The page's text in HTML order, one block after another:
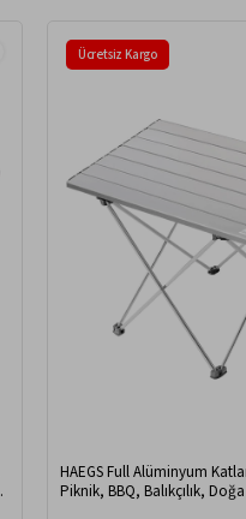
HAEGS Full Alüminyum
Piknik, BBQ, Balıkçılık,
Ücretsiz Kargo